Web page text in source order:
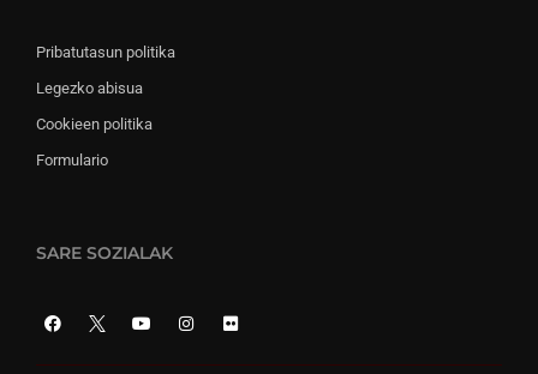
Pribatutasun politika
Legezko abisua
Cookieen politika
Formulario
SARE SOZIALAK